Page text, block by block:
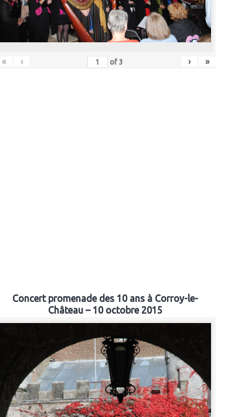
« ‹ of3 › »
Concert promenade des 10 ans à Corroy-le-
Château – 10 octobre 2015